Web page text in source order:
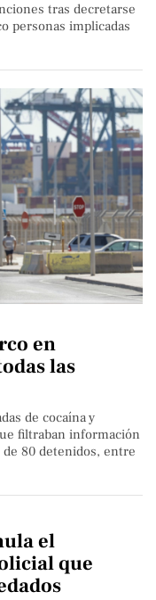
tras decretarse
personas implicadas
en
las
de cocaína y
filtraban información
80 detenidos, entre
el
que